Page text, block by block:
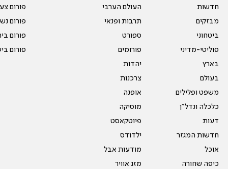
חדשות
מבזקים
ביטחוני
פוליטי-מדיני
בארץ
בעולם
משפט ופלילים
כלכלה ונדל"ן
דעות
חדשות המגזר
אוכל
כיפה שחורה
העולם הערבי
תרבות ופנאי
ספורט
פורומים
יהדות
צרכנות
אופנה
מוסיקה
פיוטקאסט
ילדודס
מודעות אבל
מזג אוויר
פורום
פורום
פורום
פורום